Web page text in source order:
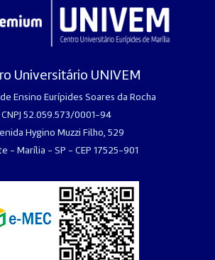
Universitário UNIVEM
Ensino Eurípides Soares da Rocha
CNPJ 52.059.573/0001-94
Hygino Muzzi Filho, 529
- Marília - SP - CEP 17525-901